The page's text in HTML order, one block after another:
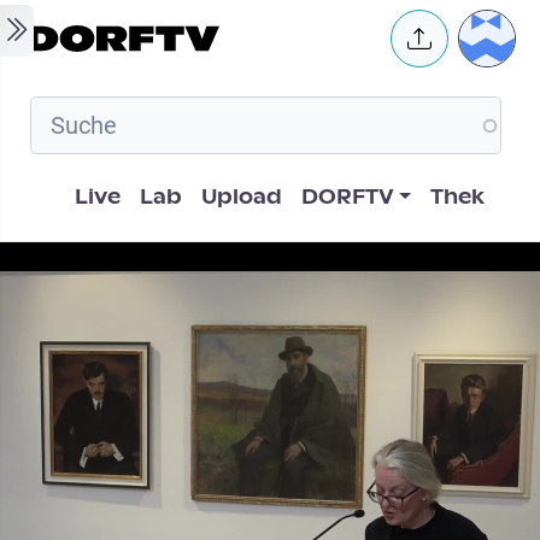
Skip to main content User
Hauptnavigation
Live Lab Upload DORFTV Thek